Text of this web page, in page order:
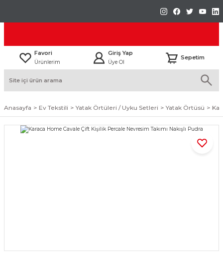
Favori
Ürünlerim
Giriş Yap
Üye Ol
Sepetim
Anasayfa Ev Tekstili Yatak Örtüleri / Uyku Setleri Yatak Örtüsü